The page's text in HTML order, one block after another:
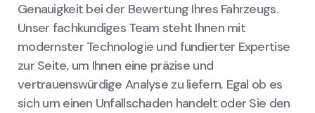
Genauigkeit bei der Bewertung Ihres Fahrzeugs.
Unser fachkundiges Team steht Ihnen mit
modernster Technologie und fundierter Expertise
zur Seite, um Ihnen eine präzise und
vertrauenswürdige Analyse zu liefern. Egal ob es
sich um einen Unfallschaden handelt oder Sie den